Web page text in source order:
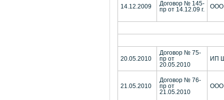
14.12.2009
Договор № 145-
пр от 14.12.09 г.
ООО
20.05.2010
Договор № 75-
пр от
20.05.2010
ИП
21.05.2010
Договор № 76-
пр от
21.05.2010
ООО